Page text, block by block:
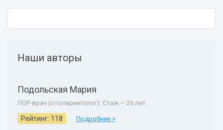
Наши авторы
Подольская Мария
ЛОР-врач (отоларинголог). Стаж — 26 лет.
Рейтинг: 118 Подробнее >